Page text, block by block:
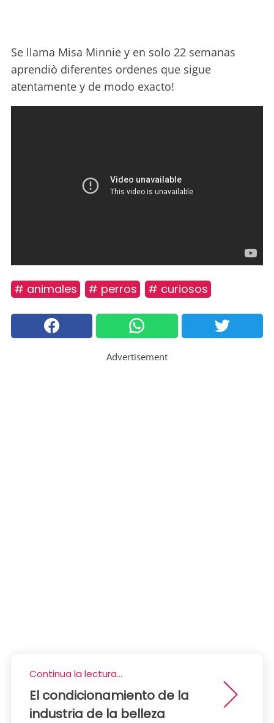
Se llama Misa Minnie y en solo 22 semanas
aprendiò diferentes ordenes que sigue
atentamente y de modo exacto!
# animales # perros # curiosos
Advertisement
Continua la lectura...
El condicionamiento de la
industria de la belleza